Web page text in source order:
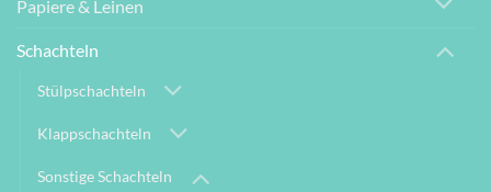
Papiere & Leinen
Schachteln
Stülpschachteln
Klappschachteln
Sonstige Schachteln